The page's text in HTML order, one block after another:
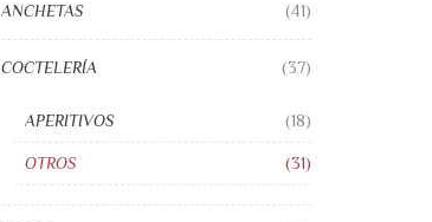
ANCHETAS (41)
COCTELERÍA (37)
APERITIVOS (18)
OTROS (31)